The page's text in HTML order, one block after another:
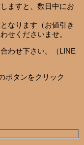
ますと、数日中にお
なります（お値引き
せくださいませ。
わせ下さい。（LINE
タンをクリック